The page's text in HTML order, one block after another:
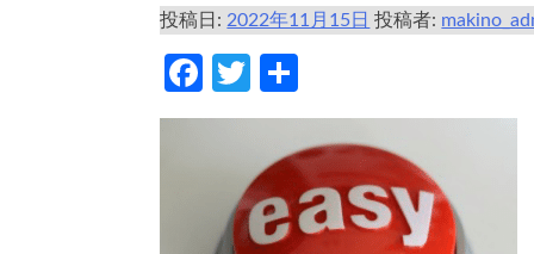
投稿日:2022年11月15日 投稿者:
Facebook
Twitter
有